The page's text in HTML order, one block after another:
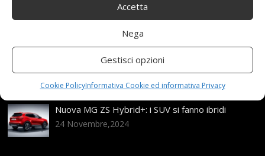
Accetta
Nega
Gestisci opzioni
Cookie PolicyInformativa Cookie ed informativa Privacy
Assicurazione auto e sostituzione lunotto: le cose
da sapere
Range Rover: un’icona tra i luxury SUV
Nuova MG ZS Hybrid+: i SUV si fanno ibridi
24 Novembre,2024